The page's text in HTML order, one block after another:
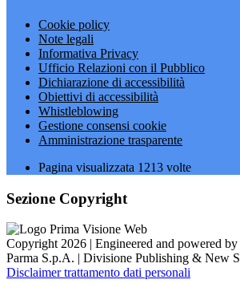
Cookie policy
Note legali
Informativa Privacy
Ufficio Relazioni con il Pubblico
Dichiarazione di accessibilità
Obiettivi di accessibilità
Whistleblowing
Gestione consensi cookie
Amministrazione trasparente
Pagina visualizzata 1213 volte
Sezione Copyright
Copyright 2026 | Engineered and powered
Parma S.p.A. | Divisione Publishing & New
Disclaimer trattamento dati personali